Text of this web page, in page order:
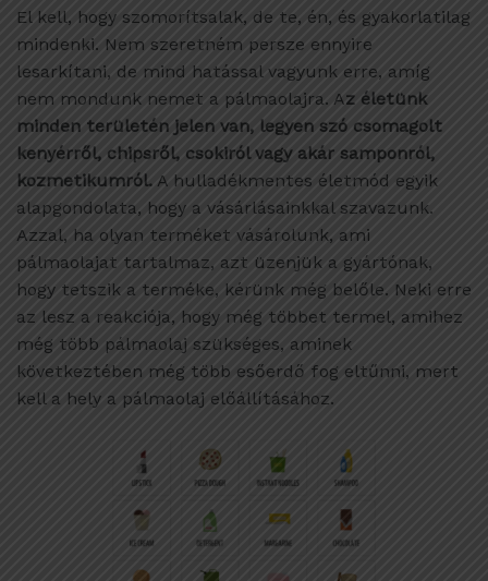
El kell, hogy szomorítsalak, de te, én, és gyakorlatilag
mindenki. Nem szeretném persze ennyire
lesarkítani, de mind hatással vagyunk erre, amíg
nem mondunk nemet a pálmaolajra. Az életünk
minden területén jelen van, legyen szó csomagolt
kenyérről, chipsről, csokiról vagy akár samponról,
kozmetikumról. A hulladékmentes életmód egyik
alapgondolata, hogy a vásárlásainkkal szavazunk.
Azzal, ha olyan terméket vásárolunk, ami
pálmaolajat tartalmaz, azt üzenjük a gyártónak,
hogy tetszik a terméke, kérünk még belőle. Neki erre
az lesz a reakciója, hogy még többet termel, amihez
még több pálmaolaj szükséges, aminek
következtében még több esőerdő fog eltűnni, mert
kell a hely a pálmaolaj előállításához.